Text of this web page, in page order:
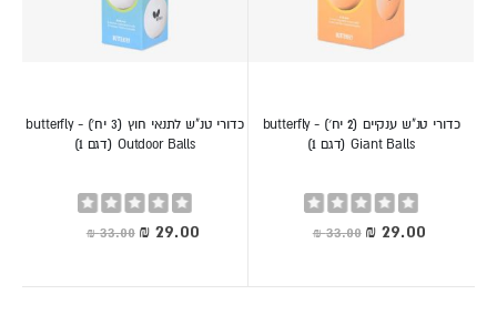
כדורי טנ"ש ענקיים (2 יח׳) - butterfly
Giant Balls (דגם 1)
Rating:
0%
‏33.00 ₪ מחיר
מיוחד
כדורי טנ"ש לתנאי חוץ (3 יח׳) - butterfly
Outdoor Balls (דגם 1)
Rating:
0%
‏33.00 ₪ מחיר
מיוחד